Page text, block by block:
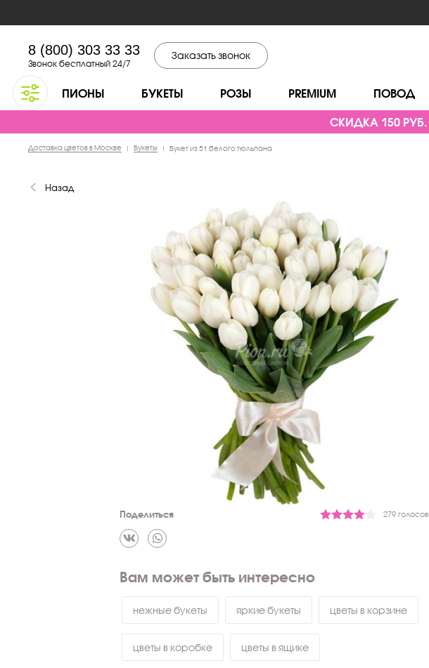
8 (800) 303 33 33
Звонок бесплатный 24/7
Заказать звонок
ПИОНЫ БУКЕТЫ РОЗЫ PREMIUM ПОВОД
СКИДКА 150
Доставка цветов в Москве | Букеты | Букет из 51 белого тюльпана
Назад
Поделиться
Вам может быть интересно
нежные букеты яркие букеты цветы в корзине
цветы в коробке цветы в ящике
279 голосов